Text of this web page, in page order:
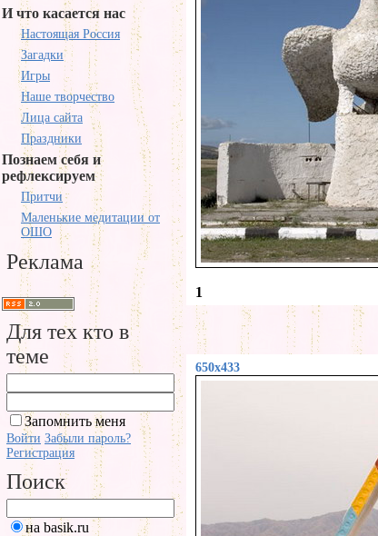
И что касается нас
Настоящая Россия
Загадки
Игры
Наше творчество
Лица сайта
Праздники
Познаем себя и
рефлексируем
Притчи
Маленькие медитации от
ОШО
Реклама
Для тех кто в
теме
Запомнить меня
Войти Забыли пароль?
Регистрация
Поиск
на basik.ru
1
650x433